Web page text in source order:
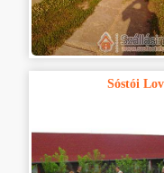
Sóstói